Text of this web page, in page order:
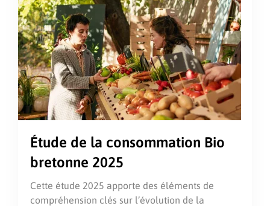
Étude de la consommation Bio
bretonne 2025
Cette étude 2025 apporte des éléments de
compréhension clés sur l’évolution de la